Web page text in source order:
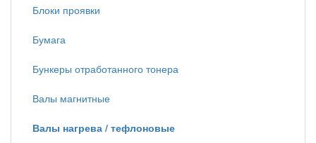
Блоки проявки
Бумага
Бункеры отработанного тонера
Валы магнитные
Валы нагрева / тефлоновые